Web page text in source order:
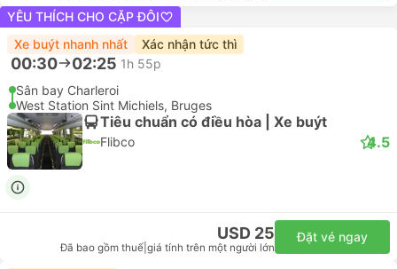
YÊU THÍCH CHO CẶP ĐÔI
Xe buýt nhanh nhất
Xác nhận tức thì
00:30 02:25 1h 55p
Sân bay Charleroi
West Station Sint Michiels, Bruges
Tiêu chuẩn có điều hòa | Xe buýt
Flibco 4.5
USD 25
Đã bao gồm thuế giá tính trên một người lớn
Đặt vé ngay